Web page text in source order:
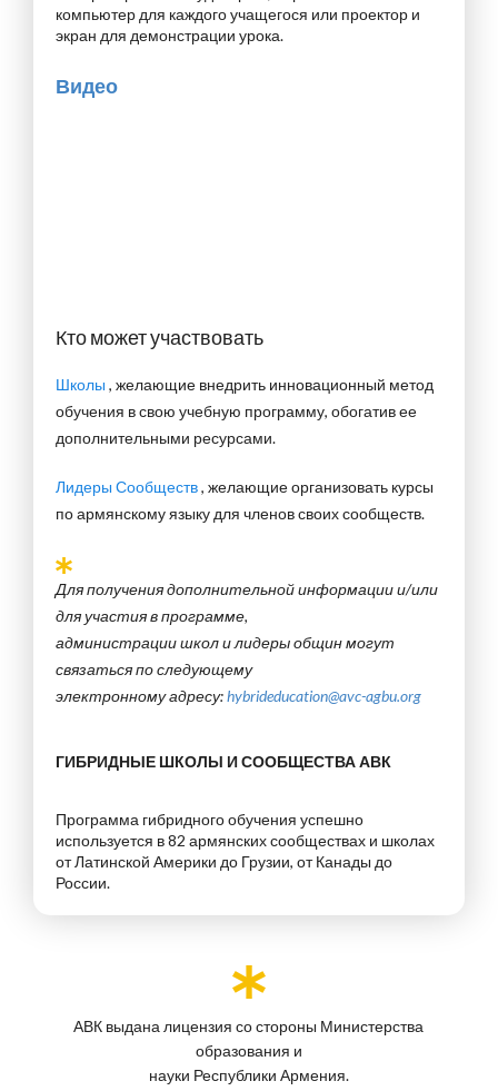
компьютер для каждого учащегося или проектор и
экран для демонстрации урока.
Видео
Кто может участвовать
Школы , желающие внедрить инновационный метод
обучения в свою учебную программу, обогатив ее
дополнительными ресурсами.
Лидеры Сообществ, желающие организовать курсы
по армянскому языку для членов своих сообществ.
Для получения дополнительной информации и/или
для участия в программе,
администрации школ и лидеры общин могут
связаться по следующему
электронному адресу:hybrideducation@avc-agbu.org
ГИБРИДНЫЕ ШКОЛЫ И СООБЩЕСТВА АВК
Программа гибридного обучения успешно
используется в 82 армянских сообществах и школах
от Латинской Америки до Грузии, от Канады до
России.
АВК выдана лицензия со стороны Министерства
образования и
науки Республики Армения.